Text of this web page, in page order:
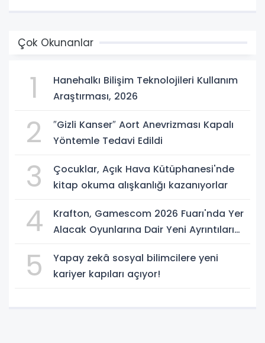
Çok Okunanlar
1
Hanehalkı Bilişim Teknolojileri Kullanım
Araştırması, 2026
2
″Gizli Kanser″ Aort Anevrizması Kapalı
Yöntemle Tedavi Edildi
3
Çocuklar, Açık Hava Kütüphanesi'nde
kitap okuma alışkanlığı kazanıyorlar
4
Krafton, Gamescom 2026 Fuarı'nda Yer
Alacak Oyunlarına Dair Yeni Ayrıntıları
5
Yapay zekâ sosyal bilimcilere yeni
kariyer kapıları açıyor!